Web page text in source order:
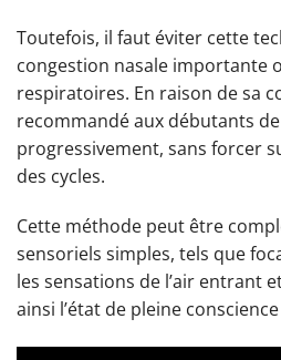
Toutefois, il faut éviter cette
congestion nasale importante
respiratoires. En raison de sa
recommandé aux débutants
progressivement, sans forcer
des cycles.
Cette méthode peut être
sensoriels simples, tels que
les sensations de l’air entrant
ainsi l’état de pleine